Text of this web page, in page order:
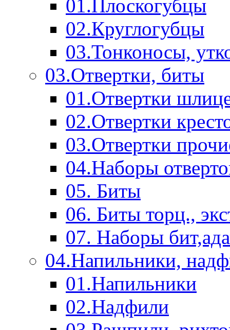
01.Плоскогубцы
02.Круглогубцы
03.Тонконосы,
03.Отвертки, биты
01.Отвертки
02.Отвертки
03.Отвертки
04.Наборы
05. Биты
06. Биты торц.,
07. Наборы
04.Напильники,
01.Напильники
02.Надфили